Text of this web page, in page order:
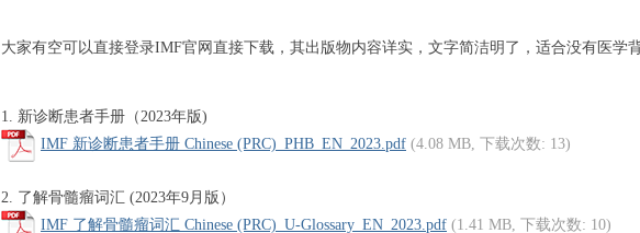
大家有空可以直接登录IMF官网直接下载，其出版物内容详实，文字简洁明了，适合没有医学
1. 新诊断患者手册（2023年版)
IMF 新诊断患者手册 Chinese (PRC)_PHB_EN_2023.pdf (4.08 MB, 下载次数: 13)
2. 了解骨髓瘤词汇 (2023年9月版）
IMF 了解骨髓瘤词汇 Chinese (PRC)_U-Glossary_EN_2023.pdf (1.41 MB, 下载次数: 10)